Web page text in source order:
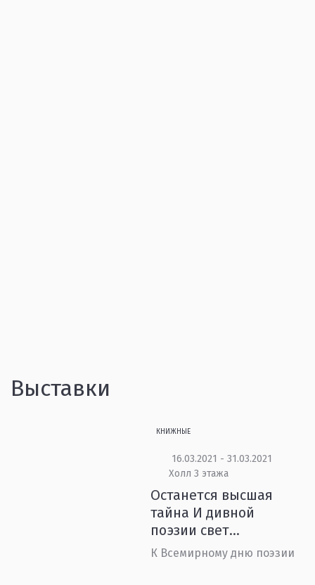
Выставки
КНИЖНЫЕ
16.03.2021 - 31.03.2021
Холл 3 этажа
Останется высшая
тайна И дивной
поэзии свет…
К Всемирному дню поэзии